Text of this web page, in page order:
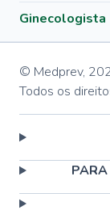
Ginecologista
© Medprev,
Todos os